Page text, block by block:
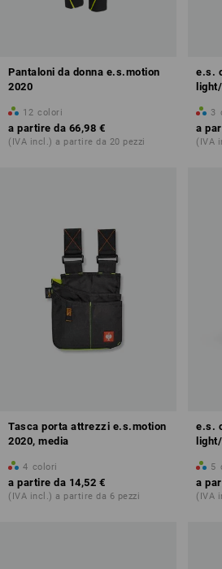
Pantaloni da donna e.s.motion
2020
12 colori
a partire da 66,98 €
(IVA incl.) a partire da 20 pezzi
e.s.
3
a
(IVA
Tasca porta attrezzi e.s.motion
2020, media
4 colori
a partire da 14,52 €
(IVA incl.) a partire da 6 pezzi
e.s.
5
a
(IVA